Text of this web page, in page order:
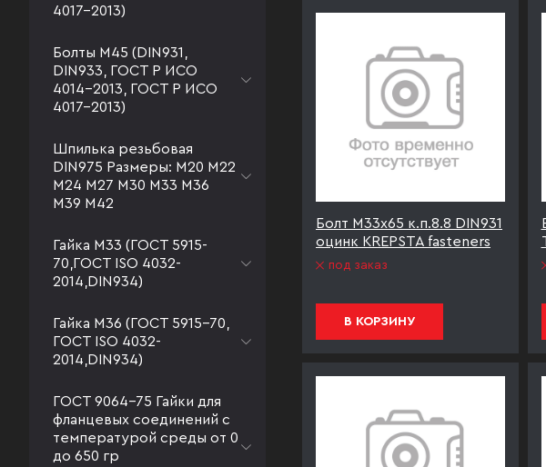
4017-2013)
Болты М45 (DIN931,
DIN933, ГОСТ Р ИСО
4014-2013, ГОСТ Р ИСО
4017-2013)
Шпилька резьбовая
DIN975 Размеры: М20 М22
М24 М27 М30 М33 М36
М39 М42
Гайка М33 (ГОСТ 5915-
70,ГОСТ ISO 4032-
2014,DIN934)
Гайка М36 (ГОСТ 5915-70,
ГОСТ ISO 4032-
2014,DIN934)
ГОСТ 9064-75 Гайки для
фланцевых соединений с
температурой среды от 0
до 650 гр
Болт М33х65 к.п.8.8 DIN931
оцинк KREPSTA fasteners
под заказ
В КОРЗИНУ